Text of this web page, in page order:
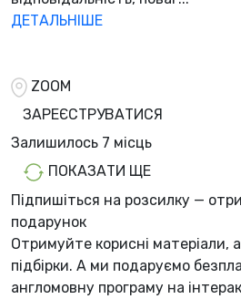
ДЕТАЛЬНІШЕ
ZOOM
ЗАРЕЄСТРУВАТИСЯ
Залишилось 7 місць
ПОКАЗАТИ ЩЕ
Підпишіться на розсилку —
подарунок
Отримуйте корисні матеріали,
підбірки. А ми подаруємо
англомовну програму на